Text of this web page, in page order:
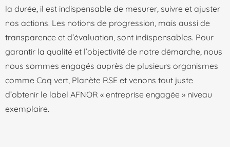
la durée, il est indispensable de mesurer, suivre et ajuster
nos actions. Les notions de progression, mais aussi de
transparence et d’évaluation, sont indispensables. Pour
garantir la qualité et l’objectivité de notre démarche, nous
nous sommes engagés auprès de plusieurs organismes
comme Coq vert, Planète RSE et venons tout juste
d’obtenir le label AFNOR « entreprise engagée » niveau
exemplaire.